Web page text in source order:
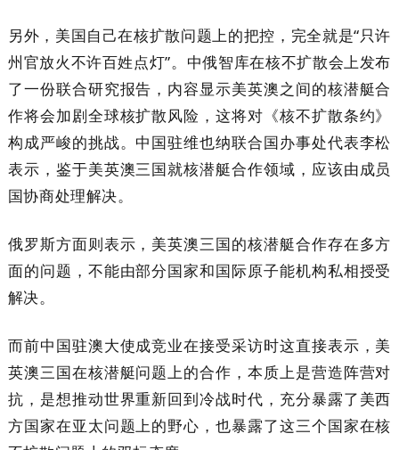
另外，美国自己在核扩散问题上的把控，完全就是“只许
州官放火不许百姓点灯”。中俄智库在核不扩散会上发布
了一份联合研究报告，内容显示美英澳之间的核潜艇合
作将会加剧全球核扩散风险，这将对《核不扩散条约》
构成严峻的挑战。中国驻维也纳联合国办事处代表李松
表示，鉴于美英澳三国就核潜艇合作领域，应该由成员
国协商处理解决。
俄罗斯方面则表示，美英澳三国的核潜艇合作存在多方
面的问题，不能由部分国家和国际原子能机构私相授受
解决。
而前中国驻澳大使成竞业在接受采访时这直接表示，美
英澳三国在核潜艇问题上的合作，本质上是营造阵营对
抗，是想推动世界重新回到冷战时代，充分暴露了美西
方国家在亚太问题上的野心，也暴露了这三个国家在核